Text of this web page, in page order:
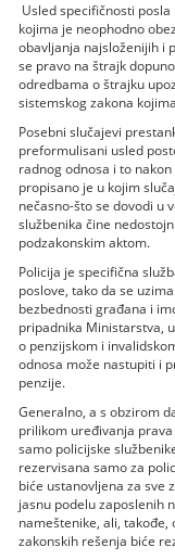
Usled specifičnosti
kojima je neophodno
obavlјanja najsloženijih i
se pravo na štrajk
odredbama o štrajku
sistemskog zakona
Posebni slučajevi
preformulisani usled
radnog odnosa i to
propisano je u kojim
nečasno-što se dovodi u
službenika čine
podzakonskim aktom.
Policija je specifična
poslove, tako da se
bezbednosti građana i
pripadnika Ministarstva,
o penzijskom i
odnosa može nastupiti i
penzije.
Generalno, a s obzirom
prilikom uređivanja
samo policijske
rezervisana samo za
biće ustanovlјena za
jasnu podelu zaposlenih
nameštenike, ali,
zakonskih rešenja biće